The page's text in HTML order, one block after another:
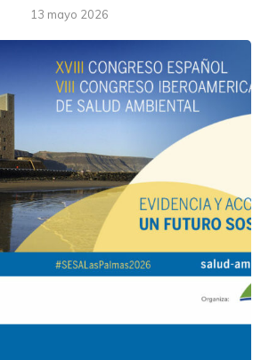
13 mayo 2026